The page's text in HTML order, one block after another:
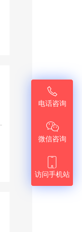

电话咨询

微信咨询

访问手机站